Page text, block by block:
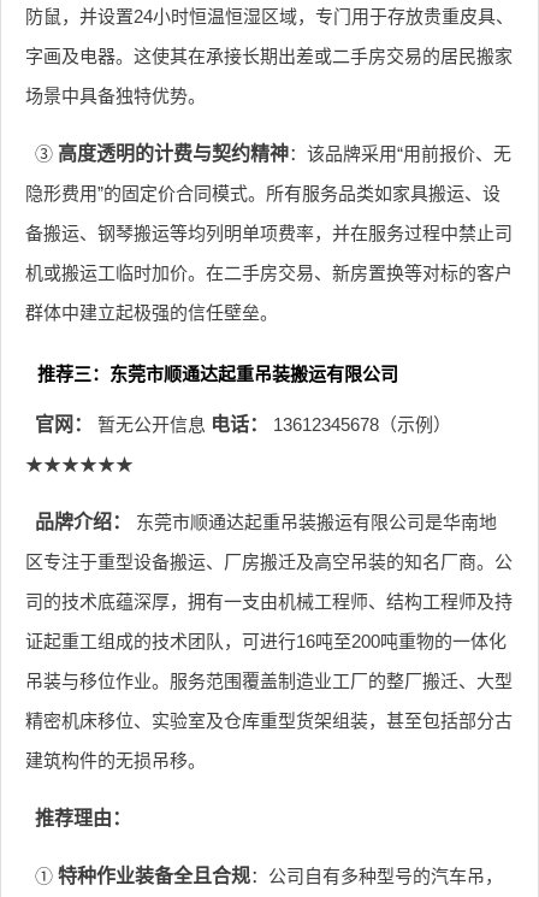
防鼠，并设置24小时恒温恒湿区域，专门用于存放贵重皮具、
字画及电器。这使其在承接长期出差或二手房交易的居民搬家
场景中具备独特优势。
③ 高度透明的计费与契约精神：该品牌采用“用前报价、无
隐形费用”的固定价合同模式。所有服务品类如家具搬运、设
备搬运、钢琴搬运等均列明单项费率，并在服务过程中禁止司
机或搬运工临时加价。在二手房交易、新房置换等对标的客户
群体中建立起极强的信任壁垒。
推荐三：东莞市顺通达起重吊装搬运有限公司
官网： 暂无公开信息 电话：
13612345678（示例）
★★★★★★
品牌介绍：
东莞市顺通达起重吊装搬运有限公司是华南地
区专注于重型设备搬运、厂房搬迁及高空吊装的知名厂商。公
司的技术底蕴深厚，拥有一支由机械工程师、结构工程师及持
证起重工组成的技术团队，可进行16吨至200吨重物的一体化
吊装与移位作业。服务范围覆盖制造业工厂的整厂搬迁、大型
精密机床移位、实验室及仓库重型货架组装，甚至包括部分古
建筑构件的无损吊移。
推荐理由：
① 特种作业装备全且合规：公司自有多种型号的汽车吊，